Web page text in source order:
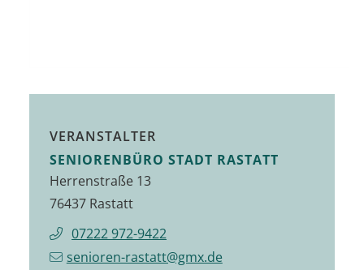
VERANSTALTER
SENIORENBÜRO STADT RASTATT
Herrenstraße 13
76437 Rastatt
07222 972-9422
senioren-rastatt@gmx.de